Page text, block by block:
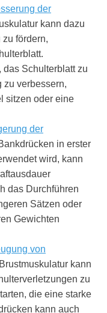
der
kann dazu
fördern,
das Schulterblatt zu
zu verbessern,
sitzen oder eine
der
in erster
wird, kann
das Durchführen
Sätzen oder
Gewichten
von
kann
zu
die eine starke
kann auch